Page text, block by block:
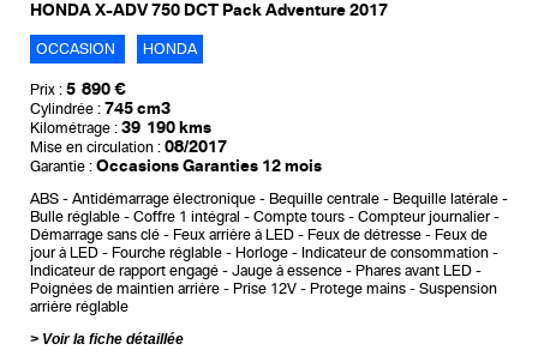
HONDA X-ADV 750 DCT Pack Adventure 2017
OCCASION HONDA
Prix : 5 890 €
Cylindrée : 745 cm3
Kilométrage : 39 190 kms
Mise en circulation : 08/2017
Garantie : Occasions Garanties 12 mois
ABS Antidémarrage électronique Bequille centrale
Bequille latérale
Bulle réglable
Coffre 1 intégral Compte tours
Compteur journalier
Démarrage sans clé
Feux arrière à LED Feux de détresse
Feux de
jour à LED
Fourche réglable Horloge
Indicateur de consommation
Indicateur de rapport engagé
Jauge à essence
Phares avant LED
Poignées de maintien arrière
Prise 12V Protege mains
Suspension
arrière réglable
Voir la fiche détaillée